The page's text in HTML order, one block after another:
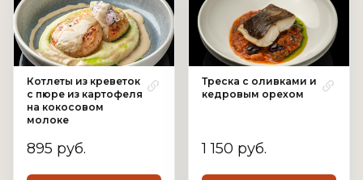
Котлеты из креветок
с пюре из картофеля
на кокосовом
молоке
895 руб.
Треска с оливками и
кедровым орехом
1 150 руб.